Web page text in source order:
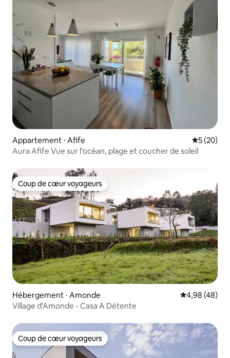
Appartement ⋅ Afife
5 (20)
Aura Afife Vue sur l'océan, plage et coucher de soleil
Coup de cœur voyageurs
Coup de cœur voyageurs
Hébergement ⋅ Amonde Évaluation
4,98 (48)
Village d'Amonde - Casa A Détente
Coup de cœur voyageurs
Coup de cœur voyageurs